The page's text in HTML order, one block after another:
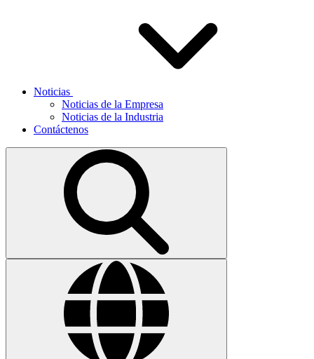
Noticias
Noticias de la Empresa
Noticias de la Industria
Contáctenos